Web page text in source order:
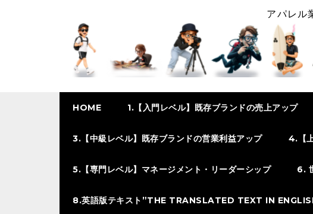
アパレル
HOME 1.【入門レベル】既存ブランドの売上アップ
3.【中級レベル】既存ブランドの営業利益アップ 4.【
5.【専門レベル】マネージメント・リーダーシップ 6.
8.英語版テキスト”THE TRANSLATED TEXT IN